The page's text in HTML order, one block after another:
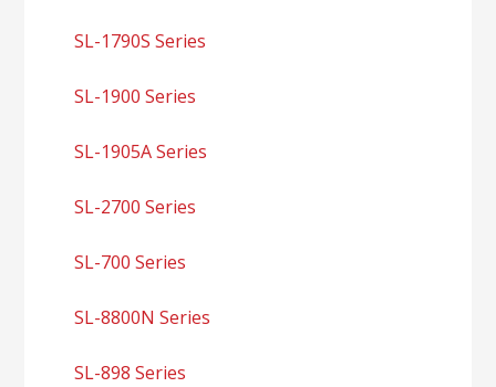
SL-1790S Series
SL-1900 Series
SL-1905A Series
SL-2700 Series
SL-700 Series
SL-8800N Series
SL-898 Series